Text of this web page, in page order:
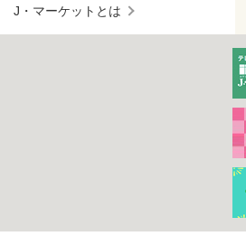
J・マーケットとは